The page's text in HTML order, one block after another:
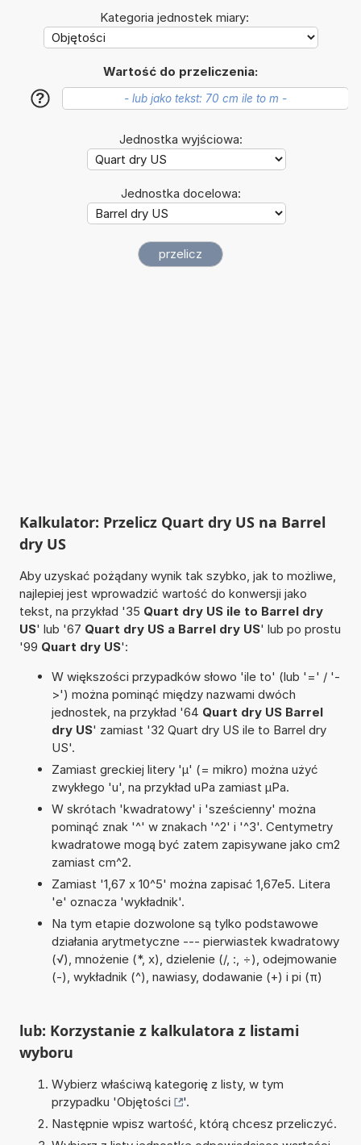
Kategoria jednostek miary:
Wartość do przeliczenia:
?
Jednostka wyjściowa:
Jednostka docelowa:
Kalkulator: Przelicz Quart dry US na Barrel
dry US
Aby uzyskać pożądany wynik tak szybko, jak to możliwe,
najlepiej jest wprowadzić wartość do konwersji jako
tekst, na przykład '35 Quart dry US ile to Barrel dry
US' lub '67 Quart dry US a Barrel dry US' lub po prostu
'99 Quart dry US':
W większości przypadków słowo 'ile to' (lub '=' / '-
>') można pominąć między nazwami dwóch
jednostek, na przykład '64 Quart dry US Barrel
dry US' zamiast '32 Quart dry US ile to Barrel dry
US'.
Zamiast greckiej litery 'µ' (= mikro) można użyć
zwykłego 'u', na przykład uPa zamiast µPa.
W skrótach 'kwadratowy' i 'sześcienny' można
pominąć znak '^' w znakach '^2' i '^3'. Centymetry
kwadratowe mogą być zatem zapisywane jako cm2
zamiast cm^2.
Zamiast '1,67 x 10^5' można zapisać 1,67e5. Litera
'e' oznacza 'wykładnik'.
Na tym etapie dozwolone są tylko podstawowe
działania arytmetyczne --- pierwiastek kwadratowy
(√), mnożenie (*, x), dzielenie (/, :, ÷), odejmowanie
(-), wykładnik (^), nawiasy, dodawanie (+) i pi (π)
lub: Korzystanie z kalkulatora z listami
wyboru
Wybierz właściwą kategorię z listy, w tym
przypadku 'Objętości
'.
Następnie wpisz wartość, którą chcesz przeliczyć.